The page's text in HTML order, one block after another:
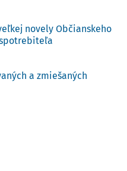
novely Občianskeho
a zmiešaných